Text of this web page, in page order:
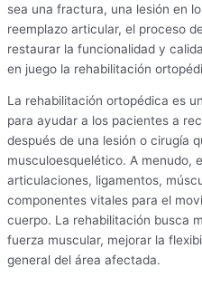
sea una fractura, una lesión en
reemplazo articular, el proceso
restaurar la funcionalidad y
en juego la rehabilitación
La rehabilitación ortopédica es
para ayudar a los pacientes a
después de una lesión o cirugía
musculoesquelético. A menudo,
articulaciones, ligamentos,
componentes vitales para el
cuerpo. La rehabilitación busca
fuerza muscular, mejorar la
general del área afectada.